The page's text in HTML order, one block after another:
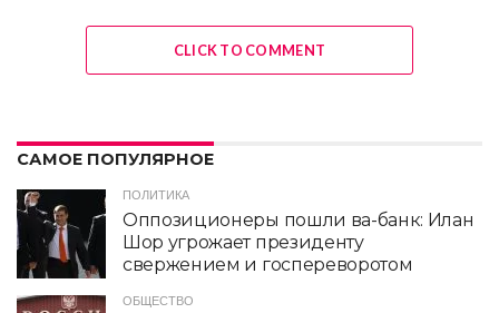
CLICK TO COMMENT
САМОЕ ПОПУЛЯРНОЕ
ПОЛИТИКА
Оппозиционеры пошли ва-банк: Илан
Шор угрожает президенту
свержением и госпереворотом
ОБЩЕСТВО